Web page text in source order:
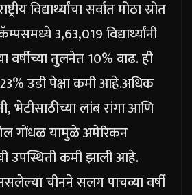
विद्यार्थ्यांचा सर्वात मोठा स्रोत
3,63,019 विद्यार्थ्यांनी
वर्षीच्या तुलनेत 10% वाढ.ही
उडी पेक्षा कमी आहे.अधिक
भेटीसाठीच्या लांब रांगा आणि
गोंधळ यामुळे अमेरिकन
उपस्थिती कमी झाली आहे.
चीनने सलग पाचव्या वर्षी